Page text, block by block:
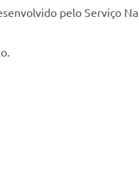
pelo Serviço